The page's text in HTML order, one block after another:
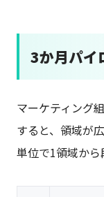
3か月パイ
マーケティング
すると、領域が
単位で1領域から